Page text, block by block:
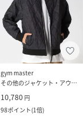
gym master
その他のジャケット・アウター
10,780 円
98ポイント(1倍)